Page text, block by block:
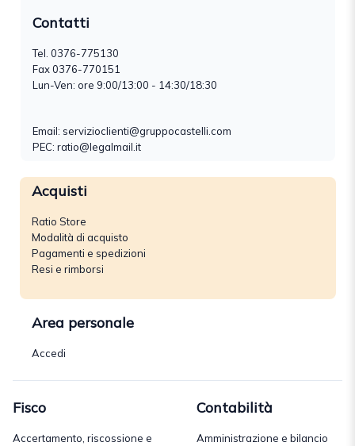
Contatti
Tel. 0376-775130
Fax 0376-770151
Lun-Ven: ore 9:00/13:00 - 14:30/18:30
Email: servizioclienti@gruppocastelli.com
PEC: ratio@legalmail.it
Acquisti
Ratio Store
Modalità di acquisto
Pagamenti e spedizioni
Resi e rimborsi
Area personale
Accedi
Fisco
Accertamento, riscossione e
Contabilità
Amministrazione e bilancio